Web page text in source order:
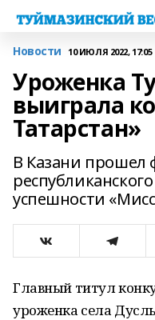
Новости 10 ИЮЛЯ 2022, 17:05
Уроженка
выиграла
Татарстан»
В Казани прошел
успешности
Главный титул
уроженка села